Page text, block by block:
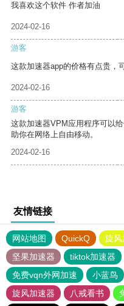
我喜欢这个软件 作者加油
2024-02-16
游客
这款加速器app的价格有点贵，
2024-02-16
游客
这款加速器VPM应用程序可以
助你在网络上自由移动。
2024-02-16
友情链接
网站地图 QuickQ 旋风
坚果加速器
tiktok加速器
免费vqn外网加速
小蓝鸟
旋风加速器
八戒看书